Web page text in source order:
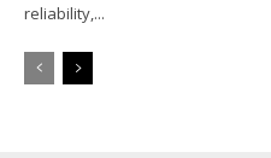
reliability,...